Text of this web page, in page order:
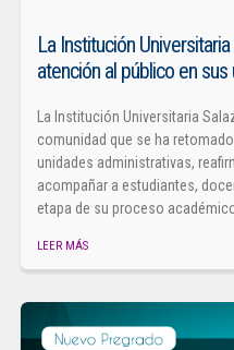
La Institución
atención al público en
La Institución Universitaria
comunidad que se ha
unidades administrativas,
acompañar a estudiantes,
etapa de su proceso
LEER MÁS